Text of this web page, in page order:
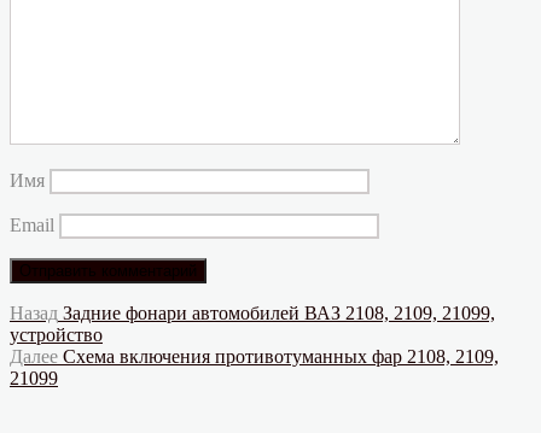
Имя
Email
Навигация
по
записям
Назад Предыдущая
запись:
Задние фонари автомобилей ВАЗ 2108, 2109, 21099,
устройство
Далее Следующая
Схема включения противотуманных фар 2108, 2109,
21099